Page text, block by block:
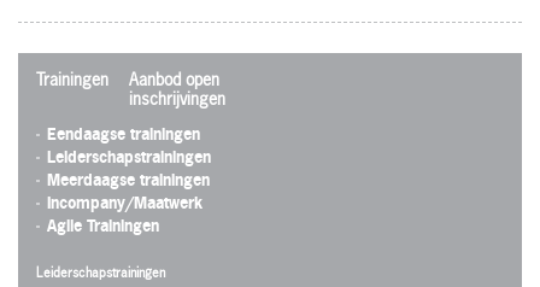
Trainingen
Aanbod open
inschrijvingen
Eendaagse trainingen
Leiderschapstrainingen
Meerdaagse trainingen
Incompany/Maatwerk
Agile Trainingen
Leiderschapstrainingen